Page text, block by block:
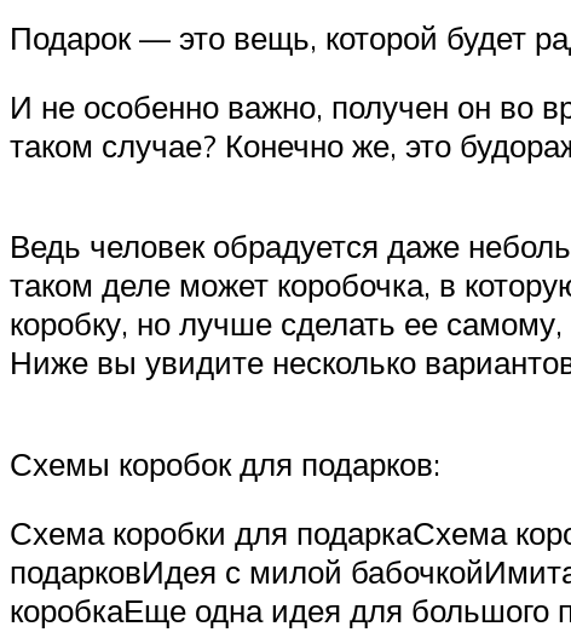
Подарок — это вещь, которой будет
И не особенно важно, получен он во
таком случае? Конечно же, это
Ведь человек обрадуется даже
таком деле может коробочка, в
коробку, но лучше сделать ее
Ниже вы увидите несколько
Схемы коробок для подарков:
Схема коробки для подаркаСхема
подарковИдея с милой
коробкаЕще одна идея для большого